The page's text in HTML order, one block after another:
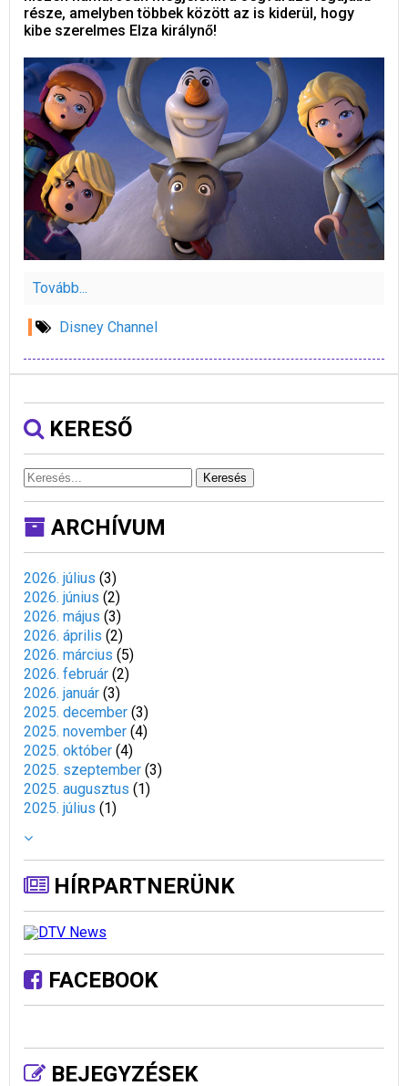
része, amelyben többek között az is kiderül, hogy
kibe szerelmes Elza királynő!
Tovább...
Disney Channel
KERESŐ
Keresés
ARCHÍVUM
2026. július (3)
2026. június (2)
2026. május (3)
2026. április (2)
2026. március (5)
2026. február (2)
2026. január (3)
2025. december (3)
2025. november (4)
2025. október (4)
2025. szeptember (3)
2025. augusztus (1)
2025. július (1)
HÍRPARTNERÜNK
FACEBOOK
BEJEGYZÉSEK